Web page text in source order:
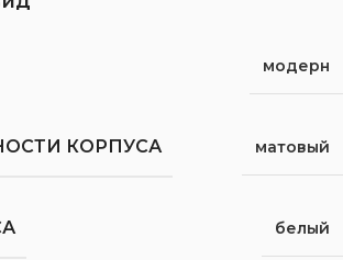
модерн
КОРПУСА матовый
белый